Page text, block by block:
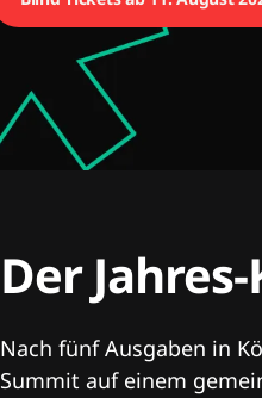
Der
Nach fünf Ausgaben in
Summit auf einem